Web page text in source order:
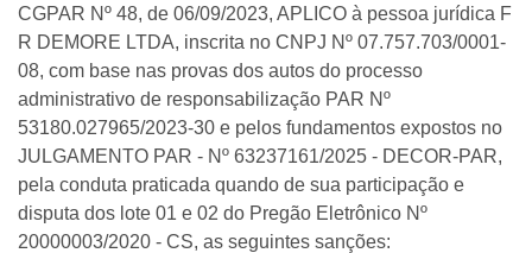
CGPAR Nº 48, de 06/09/2023, APLICO à pessoa jurídica F
R DEMORE LTDA, inscrita no CNPJ Nº 07.757.703/0001-
08, com base nas provas dos autos do processo
administrativo de responsabilização PAR Nº
53180.027965/2023-30 e pelos fundamentos expostos no
JULGAMENTO PAR - Nº 63237161/2025 - DECOR-PAR,
pela conduta praticada quando de sua participação e
disputa dos lote 01 e 02 do Pregão Eletrônico Nº
20000003/2020 - CS, as seguintes sanções: